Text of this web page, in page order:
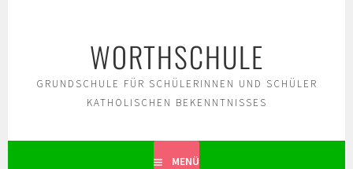
WORTHSCHULE
GRUNDSCHULE FÜR SCHÜLERINNEN UND SCHÜLER
KATHOLISCHEN BEKENNTNISSES
MENÜ